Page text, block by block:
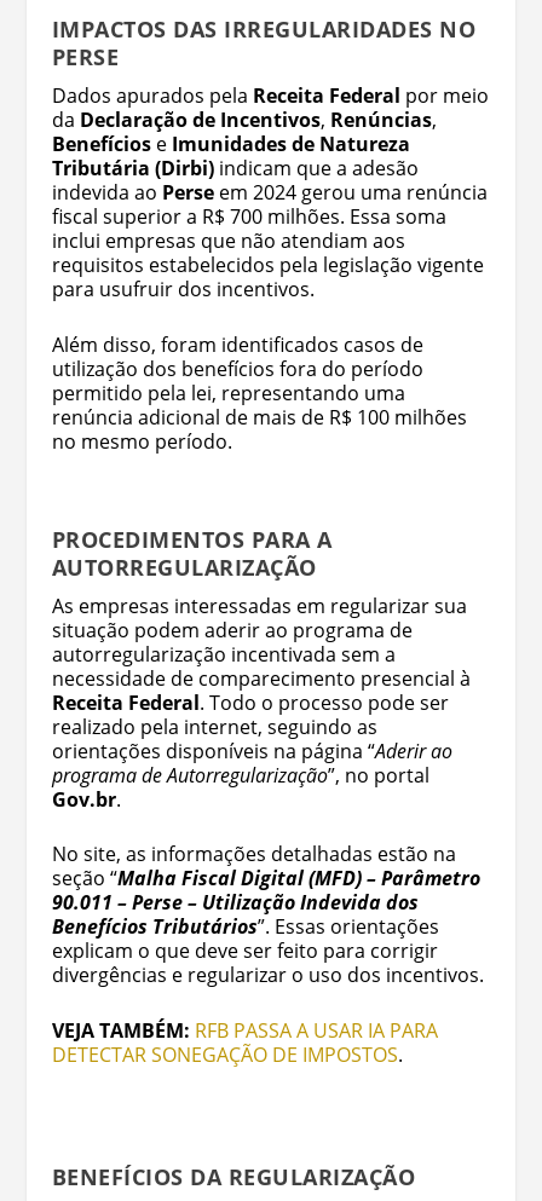
IMPACTOS DAS IRREGULARIDADES NO
PERSE
Dados apurados pela Receita Federal por meio
da Declaração de Incentivos, Renúncias,
Benefíciose Imunidades de Natureza
Tributária (Dirbi)indicam que a adesão
indevida ao Perseem 2024 gerou uma renúncia
fiscal superior a R$ 700 milhões. Essa soma
inclui empresas que não atendiam aos
requisitos estabelecidos pela legislação vigente
para usufruir dos incentivos.
Além disso, foram identificados casos de
utilização dos benefícios fora do período
permitido pela lei, representando uma
renúncia adicional de mais de R$ 100 milhões
no mesmo período.
PROCEDIMENTOS PARA A
AUTORREGULARIZAÇÃO
As empresas interessadas em regularizar sua
situação podem aderir ao programa de
autorregularização incentivada sem a
necessidade de comparecimento presencial à
Receita Federal. Todo o processo pode ser
realizado pela internet, seguindo as
orientações disponíveis na página “Aderir ao
programa de Autorregularização”, no portal
Gov.br.
No site, as informações detalhadas estão na
seção “Malha Fiscal Digital (MFD) – Parâmetro
90.011 – Perse – Utilização Indevida dos
Benefícios Tributários”. Essas orientações
explicam o que deve ser feito para corrigir
divergências e regularizar o uso dos incentivos.
VEJA TAMBÉM: RFB PASSA A USAR IA PARA
DETECTAR SONEGAÇÃO DE IMPOSTOS.
BENEFÍCIOS DA REGULARIZAÇÃO